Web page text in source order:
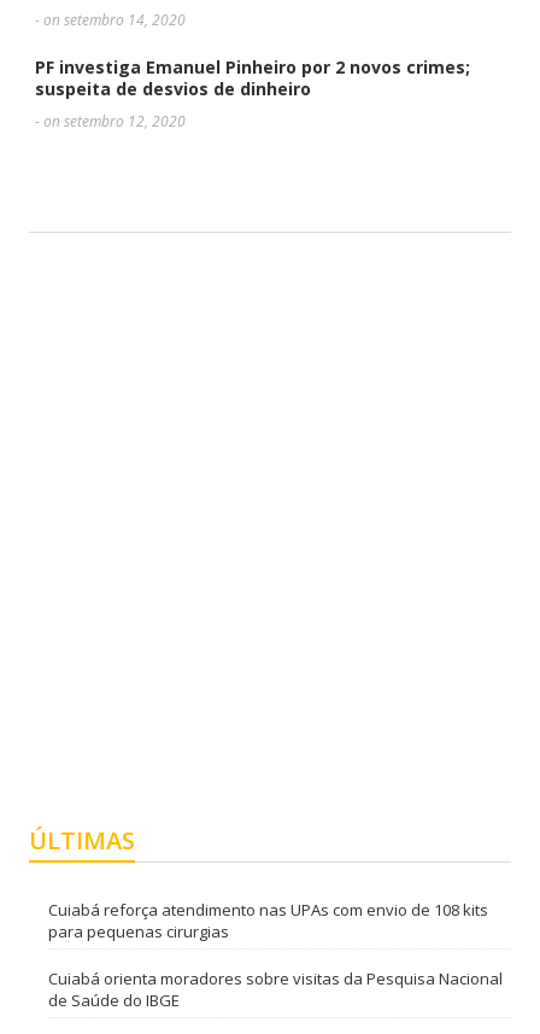
- on setembro 14, 2020
PF investiga Emanuel Pinheiro por 2 novos crimes;
suspeita de desvios de dinheiro
- on setembro 12, 2020
ÚLTIMAS
Cuiabá reforça atendimento nas UPAs com envio de 108 kits
para pequenas cirurgias
Cuiabá orienta moradores sobre visitas da Pesquisa Nacional
de Saúde do IBGE